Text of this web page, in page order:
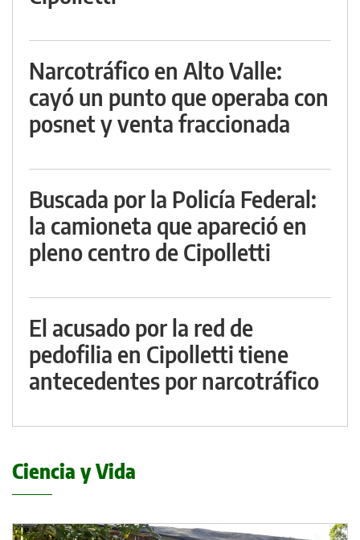
Narcotráfico en Alto Valle:
cayó un punto que operaba con
posnet y venta fraccionada
Buscada por la Policía Federal:
la camioneta que apareció en
pleno centro de Cipolletti
El acusado por la red de
pedofilia en Cipolletti tiene
antecedentes por narcotráfico
Ciencia y Vida